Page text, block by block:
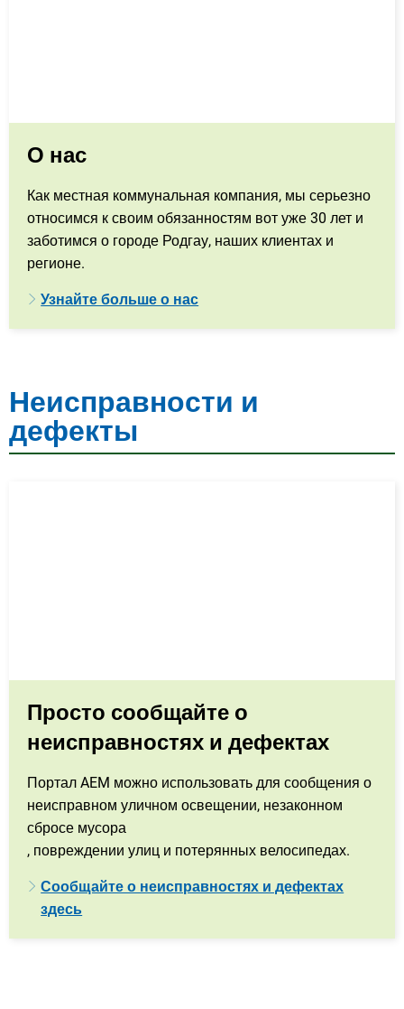
О нас
Как местная коммунальная компания, мы серьезно
относимся к своим обязанностям вот уже 30 лет и
заботимся о городе Родгау, наших клиентах и
регионе.
Узнайте больше о нас
Неисправности и
дефекты
Просто сообщайте о
неисправностях и дефектах
Портал AEM можно использовать для сообщения о
неисправном уличном освещении, незаконном
сбросе мусора
, повреждении улиц и потерянных велосипедах.
Сообщайте о неисправностях и дефектах
здесь